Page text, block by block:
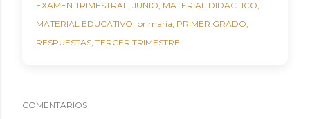
EXAMEN TRIMESTRAL JUNIO MATERIAL DIDACTICO
MATERIAL EDUCATIVO primaria PRIMER GRADO
RESPUESTAS TERCER TRIMESTRE
COMENTARIOS